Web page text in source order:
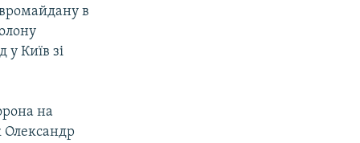
в
у Київ зі
на
Олександр